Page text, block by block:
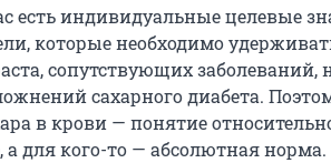
есть индивидуальные целевые
которые необходимо
сопутствующих
сахарного диабета.
в крови — понятие
для кого-то — абсолютная норма.